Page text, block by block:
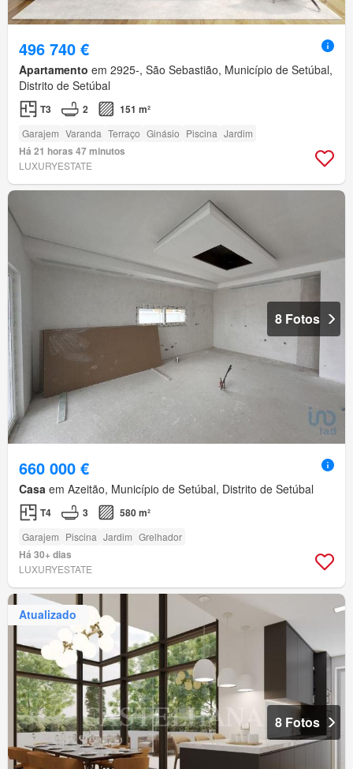
496 740 €
Apartamento em 2925-, São Sebastião, Município de Setúbal,
Distrito de Setúbal
T3 2 151 m²
Garajem Varanda Terraço Ginásio Piscina Jardim
Há 21 horas 47 minutos
LUXURYESTATE
8 Fotos
660 000 €
Casa em Azeitão, Município de Setúbal, Distrito de Setúbal
T4 3 580 m²
Garajem Piscina Jardim Grelhador
Há 30+ dias
LUXURYESTATE
Atualizado
8 Fotos